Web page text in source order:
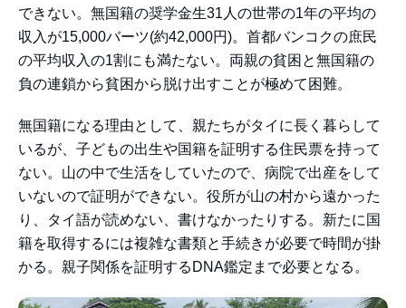
できない。無国籍の奨学金生31人の世帯の1年の平均の
収入が15,000バーツ(約42,000円)。首都バンコクの庶民
の平均収入の1割にも満たない。両親の貧困と無国籍の
負の連鎖から貧困から脱け出すことが極めて困難。
無国籍になる理由として、親たちがタイに長く暮らして
いるが、子どもの出生や国籍を証明する住民票を持って
ない。山の中で生活をしていたので、病院で出産をして
いないので証明ができない。役所が山の村から遠かった
り、タイ語が読めない、書けなかったりする。新たに国
籍を取得するには複雑な書類と手続きが必要で時間が掛
かる。親子関係を証明するDNA鑑定まで必要となる。